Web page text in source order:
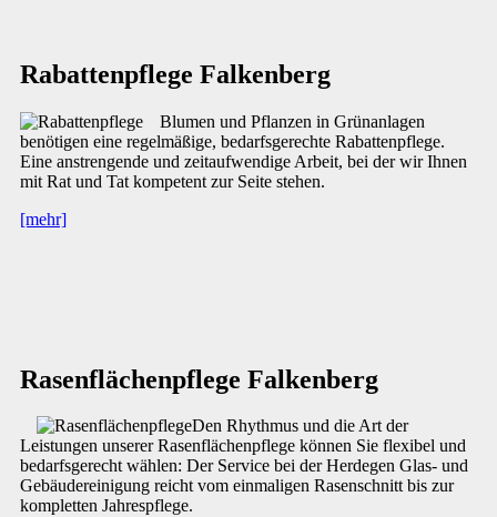
Rabattenpflege Falkenberg
Blumen und Pflanzen in Grünanlagen
benötigen eine regelmäßige, bedarfsgerechte Rabattenpflege.
Eine anstrengende und zeitaufwendige Arbeit, bei der wir Ihnen
mit Rat und Tat kompetent zur Seite stehen.
[mehr]
Rasenflächenpflege Falkenberg
Den Rhythmus und die Art der
Leistungen unserer Rasenflächenpflege können Sie flexibel und
bedarfsgerecht wählen: Der Service bei der Herdegen Glas- und
Gebäudereinigung reicht vom einmaligen Rasenschnitt bis zur
kompletten Jahrespflege.